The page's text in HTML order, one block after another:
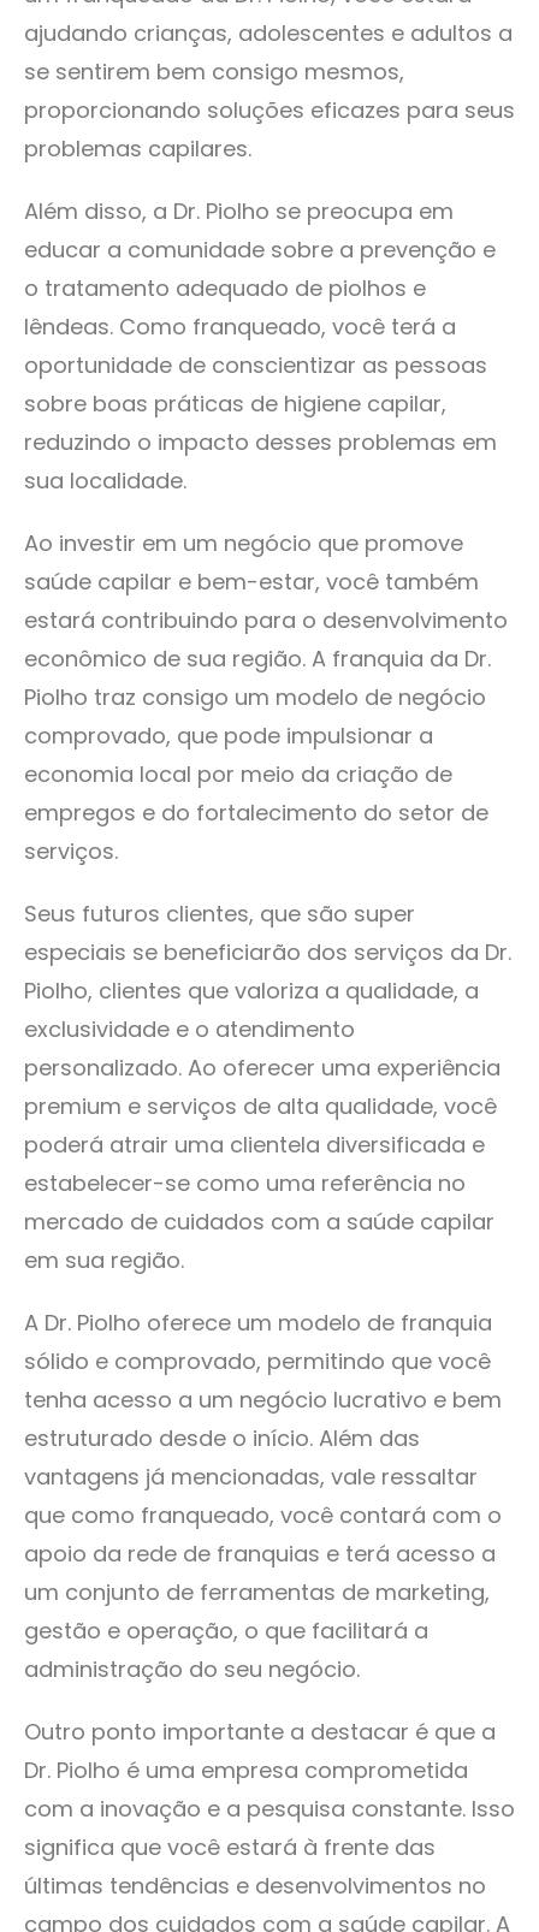
ajudando crianças, adolescentes e adultos a
se sentirem bem consigo mesmos,
proporcionando soluções eficazes para seus
problemas capilares.
Além disso, a Dr. Piolho se preocupa em
educar a comunidade sobre a prevenção e
o tratamento adequado de piolhos e
lêndeas. Como franqueado, você terá a
oportunidade de conscientizar as pessoas
sobre boas práticas de higiene capilar,
reduzindo o impacto desses problemas em
sua localidade.
Ao investir em um negócio que promove
saúde capilar e bem-estar, você também
estará contribuindo para o desenvolvimento
econômico de sua região. A franquia da Dr.
Piolho traz consigo um modelo de negócio
comprovado, que pode impulsionar a
economia local por meio da criação de
empregos e do fortalecimento do setor de
serviços.
Seus futuros clientes, que são super
especiais se beneficiarão dos serviços da Dr.
Piolho, clientes que valoriza a qualidade, a
exclusividade e o atendimento
personalizado. Ao oferecer uma experiência
premium e serviços de alta qualidade, você
poderá atrair uma clientela diversificada e
estabelecer-se como uma referência no
mercado de cuidados com a saúde capilar
em sua região.
A Dr. Piolho oferece um modelo de franquia
sólido e comprovado, permitindo que você
tenha acesso a um negócio lucrativo e bem
estruturado desde o início. Além das
vantagens já mencionadas, vale ressaltar
que como franqueado, você contará com o
apoio da rede de franquias e terá acesso a
um conjunto de ferramentas de marketing,
gestão e operação, o que facilitará a
administração do seu negócio.
Outro ponto importante a destacar é que a
Dr. Piolho é uma empresa comprometida
com a inovação e a pesquisa constante. Isso
significa que você estará à frente das
últimas tendências e desenvolvimentos no
campo dos cuidados com a saúde capilar. A